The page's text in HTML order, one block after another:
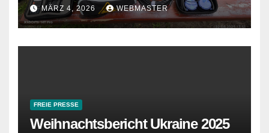
MÄRZ 4, 2026 WEBMASTER
FREIE PRESSE
Weihnachtsbericht Ukraine 2025